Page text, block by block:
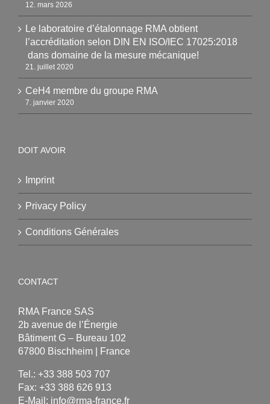
12. mars 2026
Le laboratoire d’étalonnage RMA obtient
l’accréditation selon DIN EN ISO/IEC 17025:2018
dans domaine de la mesure mécanique!
21. juillet 2020
CeH4 membre du groupe RMA
7. janvier 2020
DOIT AVOIR
Imprint
Privacy Policy
Conditions Générales
CONTACT
RMA France SAS
2b avenue de l’Énergie
Bâtiment G – Bureau 102
67800 Bischheim | France
Tel.: +33 388 503 707
Fax: +33 388 626 913
E-Mail: info@rma-france.fr